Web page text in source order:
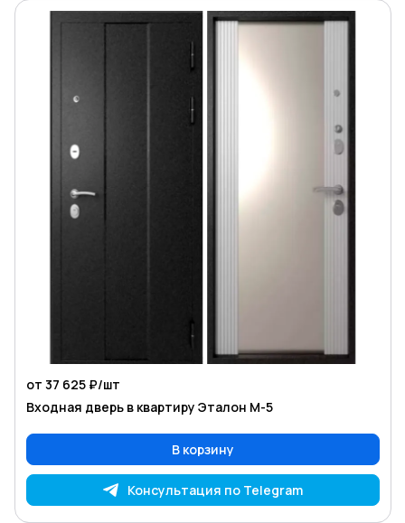
от 37 625 ₽/шт
Входная дверь в квартиру Эталон М-5
В корзину
Консультация по Telegram